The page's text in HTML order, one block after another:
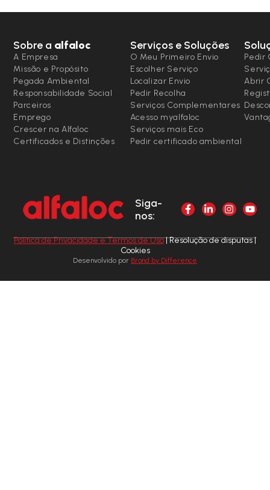
Sobre a alfaloc
A Empresa
Missão e Propósito
Pegada Ambiental
Responsabilidade Social
Parceiros
Emprego
Crescer na Alfaloc
Certificados e Distinções
Serviços e Soluções
O Meu Primeiro Envio
Escolher Serviço
Localizar Envio
Pedir Recolha
Serviços Complementares
Acesso myalfaloc
Serviços mais Eco
Pedir certificado ambiental
Pedir
Abrir
Siga-
nos:
Política de Privacidade e Termos de Uso| Resolução de disputas |
Cookies
Desenvolvido por Brand by Difference